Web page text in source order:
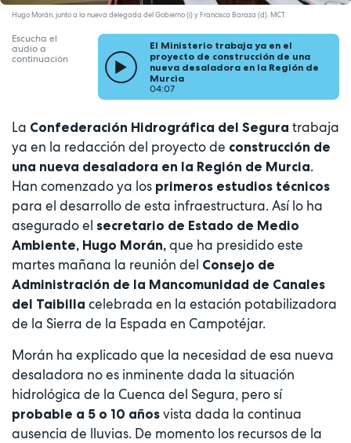
Hugo Morán, junto a la nueva delegada del Gobierno (i) y Francisca Baraza (d). MCT
Escucha el
audio a
continuación
El Ministerio trabaja ya en el
proyecto de construcción de una
nueva desaladora en la Región de
Murcia
04:07
La Confederación Hidrográfica del Segura trabaja
ya en la redacción del proyecto de construcción de
una nueva desaladora en la Región de Murcia.
Han comenzado ya los primeros estudios técnicos
para el desarrollo de esta infraestructura. Así lo ha
asegurado el secretario de Estado de Medio
Ambiente, Hugo Morán, que ha presidido este
martes mañana la reunión del Consejo de
Administración de la Mancomunidad de Canales
del Taibilla celebrada en la estación potabilizadora
de la Sierra de la Espada en Campotéjar.
Morán ha explicado que la necesidad de esa nueva
desaladora no es inminente dada la situación
hidrológica de la Cuenca del Segura, pero sí
probable a 5 o 10 años vista dada la continua
ausencia de lluvias. De momento los recursos de la